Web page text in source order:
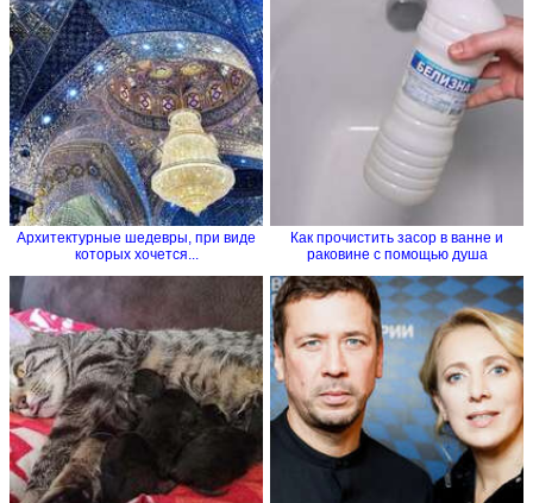
Архитектурные шедевры, при виде
которых хочется...
Как прочистить засор в ванне и
раковине с помощью душа